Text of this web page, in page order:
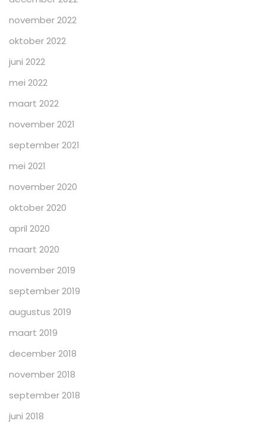
november 2022
oktober 2022
juni 2022
mei 2022
maart 2022
november 2021
september 2021
mei 2021
november 2020
oktober 2020
april 2020
maart 2020
november 2019
september 2019
augustus 2019
maart 2019
december 2018
november 2018
september 2018
juni 2018